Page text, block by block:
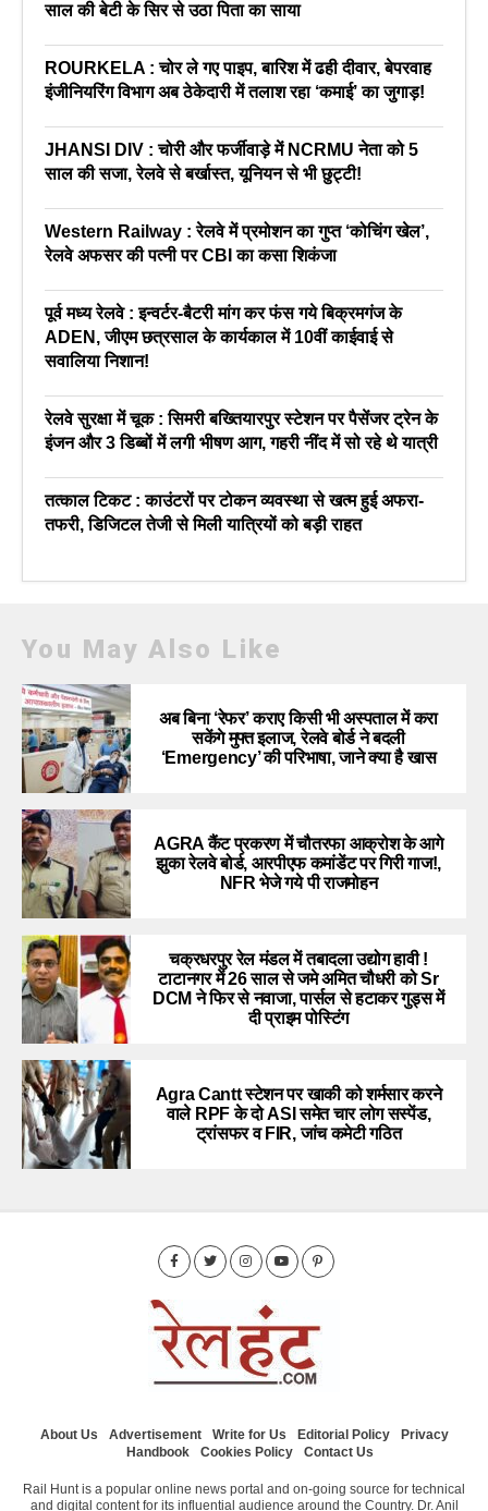
साल की बेटी के सिर से उठा पिता का साया
ROURKELA : चोर ले गए पाइप, बारिश में ढही दीवार, बेपरवाह
इंजीनियरिंग विभाग अब ठेकेदारी में तलाश रहा ‘कमाई’ का जुगाड़!
JHANSI DIV : चोरी और फर्जीवाड़े में NCRMU नेता को 5
साल की सजा, रेलवे से बर्खास्त, यूनियन से भी छुट्टी!
Western Railway : रेलवे में प्रमोशन का गुप्त ‘कोचिंग खेल’,
रेलवे अफसर की पत्नी पर CBI का कसा शिकंजा
पूर्व मध्य रेलवे : इन्वर्टर-बैटरी मांग कर फंस गये बिक्रमगंज के
ADEN, जीएम छत्रसाल के कार्यकाल में 10वीं काईवाई से
सवालिया निशान!
रेलवे सुरक्षा में चूक : सिमरी बख्तियारपुर स्टेशन पर पैसेंजर ट्रेन के
इंजन और 3 डिब्बों में लगी भीषण आग, गहरी नींद में सो रहे थे यात्री
तत्काल टिकट : काउंटरों पर टोकन व्यवस्था से खत्म हुई अफरा-
तफरी, डिजिटल तेजी से मिली यात्रियों को बड़ी राहत
You May Also Like
अब बिना ‘रेफर’ कराए किसी भी अस्पताल में करा
सकेंगे मुफ्त इलाज, रेलवे बोर्ड ने बदली
‘Emergency’ की परिभाषा, जाने क्या है खास
AGRA कैंट प्रकरण में चौतरफा आक्रोश के आगे
झुका रेलवे बोर्ड, आरपीएफ कमांडेंट पर गिरी गाज!,
NFR भेजे गये पी राजमोहन
चक्रधरपुर रेल मंडल में तबादला उद्योग हावी !
टाटानगर में 26 साल से जमे अमित चौधरी को Sr
DCM ने फिर से नवाजा, पार्सल से हटाकर गुड्स में
दी प्राइम पोस्टिंग
Agra Cantt स्टेशन पर खाकी को शर्मसार करने
वाले RPF के दो ASI समेत चार लोग सस्पेंड,
ट्रांसफर व FIR, जांच कमेटी गठित
About Us Advertisement Write for Us Editorial Policy
Privacy
Handbook
Cookies Policy Contact Us
Rail Hunt is a popular online news portal and on-going source for technical
and digital content for its influential audience around the Country. Dr. Anil